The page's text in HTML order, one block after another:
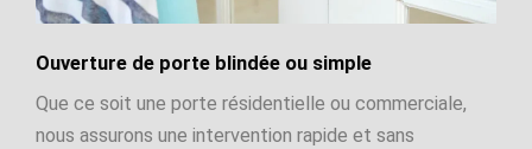
Ouverture de porte blindée ou simple
Que ce soit une porte résidentielle ou commerciale,
nous assurons une intervention rapide et sans